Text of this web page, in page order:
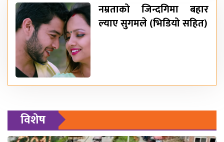
नम्रताको जिन्दगिमा बहार
ल्याए सुगमले (भिडियो सहित)
विशेष